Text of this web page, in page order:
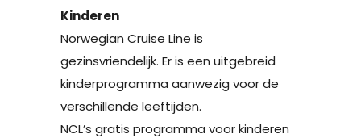
Kinderen
Norwegian Cruise Line is
gezinsvriendelijk. Er is een uitgebreid
kinderprogramma aanwezig voor de
verschillende leeftijden.
NCL’s gratis programma voor kinderen